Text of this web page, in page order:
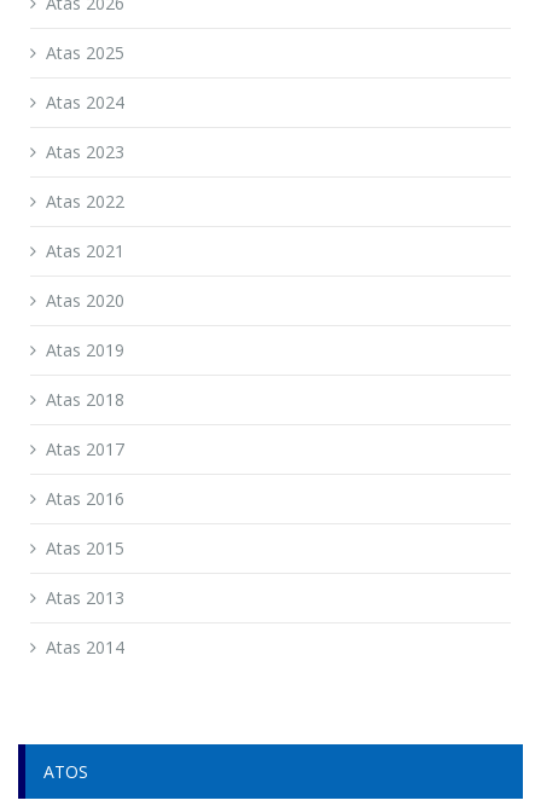
Atas 2025
Atas 2024
Atas 2023
Atas 2022
Atas 2021
Atas 2020
Atas 2019
Atas 2018
Atas 2017
Atas 2016
Atas 2015
Atas 2013
Atas 2014
ATOS